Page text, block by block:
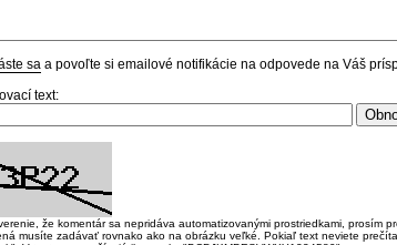
sa a povoľte si emailové notifikácie na odpovede na Váš
text:
že komentár sa nepridáva automatizovanými prostriedkami, prosím
musíte zadávať rovnako ako na obrázku veľké. Pokiaľ text neviete